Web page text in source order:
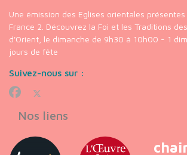
Une émission des Eglises orientales
France 2. Découvrez la Foi et les Traditions
d'Orient, le dimanche de 9h30 à 10h00 - 1
jours de fête
Suivez-nous sur :
Nos liens